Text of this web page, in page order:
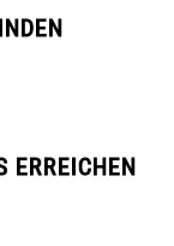
ERREICHEN